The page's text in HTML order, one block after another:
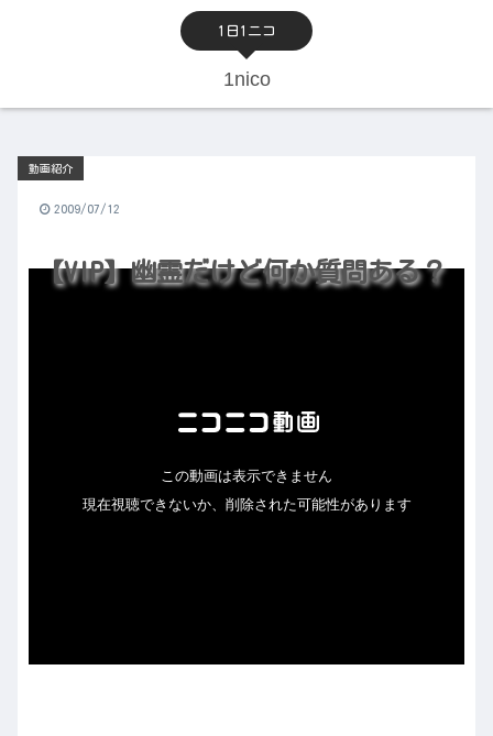
1日1ニコ
1nico
【VIP】幽霊だけど何か質問ある？
動画紹介
2009/07/12